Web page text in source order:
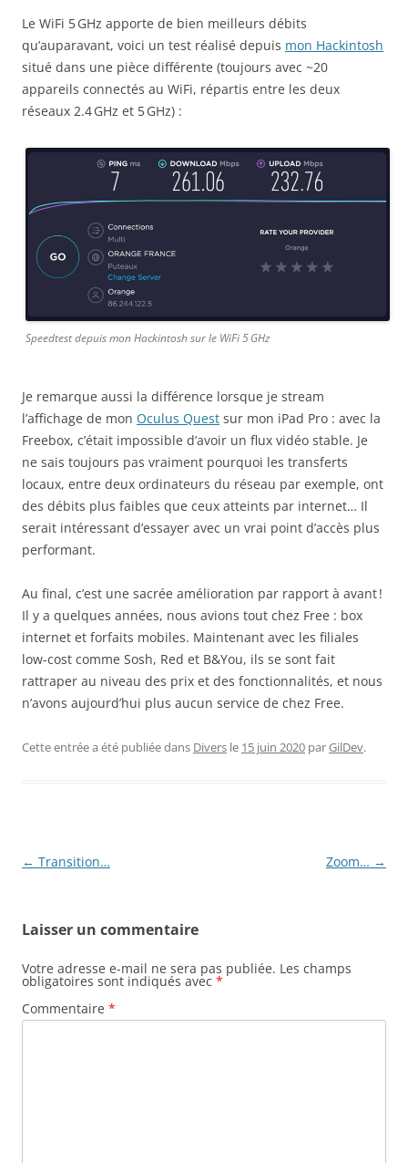
Le WiFi 5 GHz apporte de bien meilleurs débits
qu’auparavant, voici un test réalisé depuis mon Hackintosh
situé dans une pièce différente (toujours avec ~20
appareils connectés au WiFi, répartis entre les deux
réseaux 2.4 GHz et 5 GHz) :
Speedtest depuis mon Hackintosh sur le WiFi 5 GHz
Je remarque aussi la différence lorsque je stream
l’affichage de mon Oculus Quest sur mon iPad Pro : avec la
Freebox, c’était impossible d’avoir un flux vidéo stable. Je
ne sais toujours pas vraiment pourquoi les transferts
locaux, entre deux ordinateurs du réseau par exemple, ont
des débits plus faibles que ceux atteints par internet… Il
serait intéressant d’essayer avec un vrai point d’accès plus
performant.
Au final, c’est une sacrée amélioration par rapport à avant !
Il y a quelques années, nous avions tout chez Free : box
internet et forfaits mobiles. Maintenant avec les filiales
low-cost comme Sosh, Red et B&You, ils se sont fait
rattraper au niveau des prix et des fonctionnalités, et nous
n’avons aujourd’hui plus aucun service de chez Free.
Cette entrée a été publiée dans Divers le 15 juin 2020 parGilDev.
Navigation
← Transition… Zoom… →
Laisser un commentaire
Votre adresse e-mail ne sera pas publiée. Les champs
obligatoires sont indiqués avec *
Commentaire *